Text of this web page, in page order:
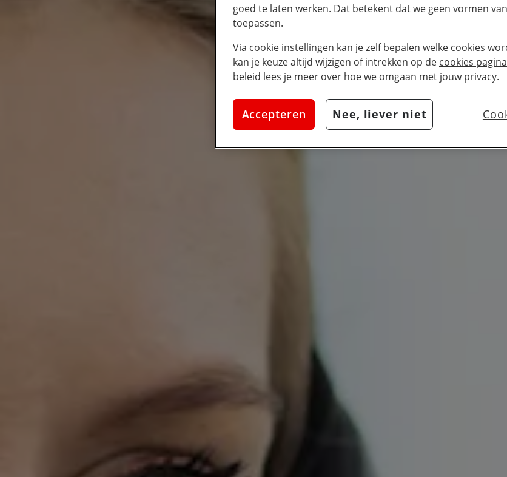
goed te laten werken. Dat betekent dat we geen vormen
toepassen.
Via cookie instellingen kan je zelf bepalen welke cookies
kan je keuze altijd wijzigen of intrekken op de cookies pagina
beleid lees je meer over hoe we omgaan met jouw privacy.
Accepteren Nee, liever niet